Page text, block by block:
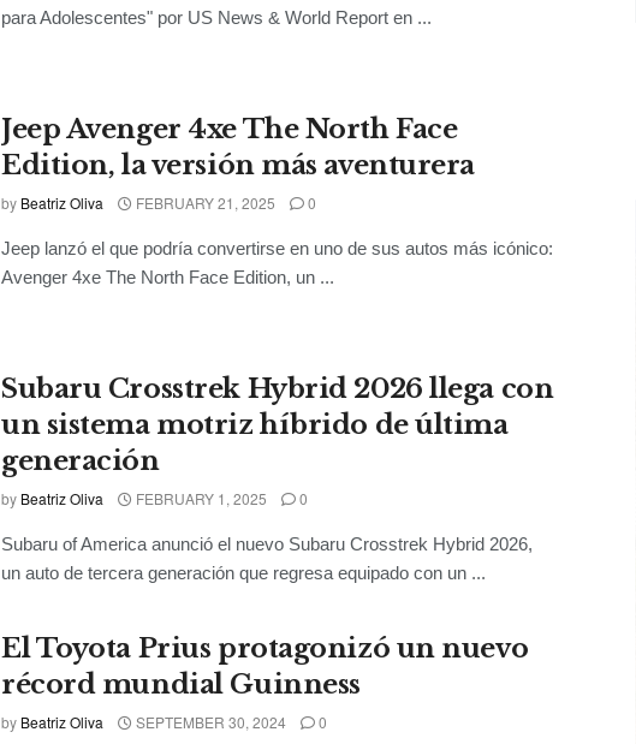
para Adolescentes" por US News & World Report en ...
Jeep Avenger 4xe The North Face
Edition, la versión más aventurera
by Beatriz Oliva FEBRUARY 21, 2025 0
Jeep lanzó el que podría convertirse en uno de sus autos más icónico:
Avenger 4xe The North Face Edition, un ...
Subaru Crosstrek Hybrid 2026 llega con
un sistema motriz híbrido de última
generación
by Beatriz Oliva FEBRUARY 1, 2025 0
Subaru of America anunció el nuevo Subaru Crosstrek Hybrid 2026,
un auto de tercera generación que regresa equipado con un ...
El Toyota Prius protagonizó un nuevo
récord mundial Guinness
by Beatriz Oliva SEPTEMBER 30, 2024 0